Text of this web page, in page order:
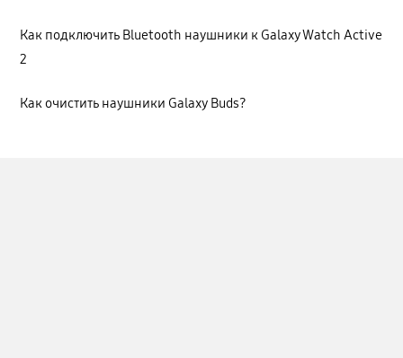
Как подключить Bluetooth наушники к Galaxy Watch Active
2
Как очистить наушники Galaxy Buds?